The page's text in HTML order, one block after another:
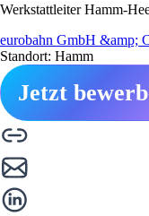
Werkstattleiter Hamm-
eurobahn GmbH &amp;
Standort: Hamm
Jetzt